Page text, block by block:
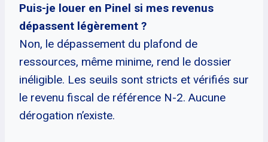
Puis-je louer en Pinel si mes revenus
dépassent légèrement ?
Non, le dépassement du plafond de
ressources, même minime, rend le dossier
inéligible. Les seuils sont stricts et vérifiés sur
le revenu fiscal de référence N-2. Aucune
dérogation n’existe.